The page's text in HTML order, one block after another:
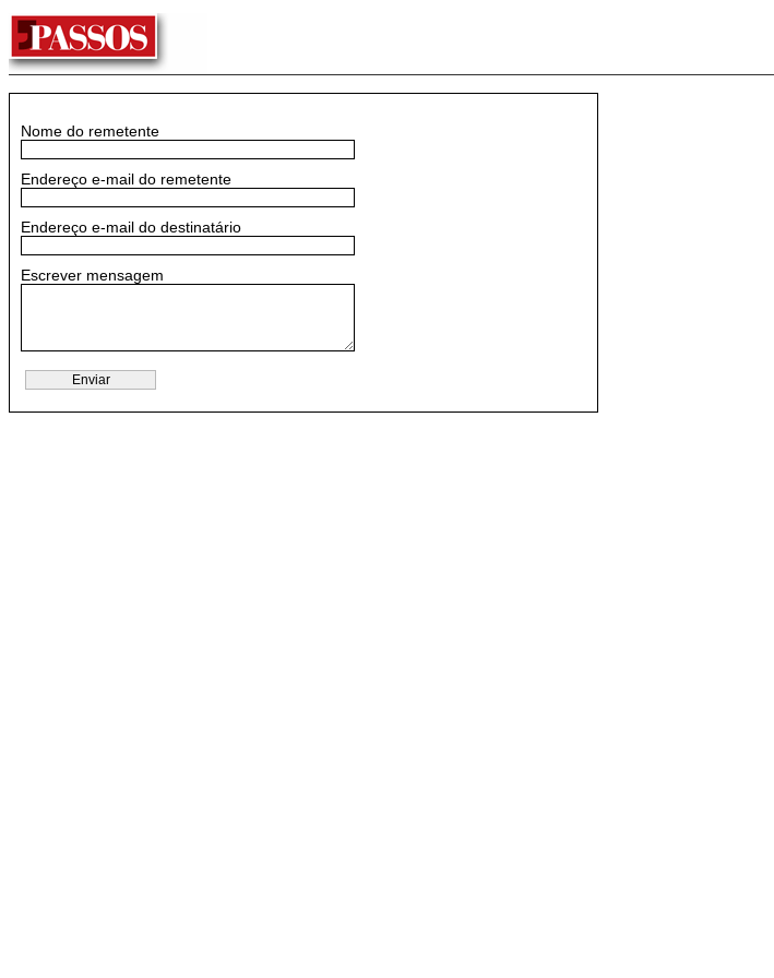
Nome do remetente
Endereço e-mail do remetente
Endereço e-mail do destinatário
Escrever mensagem